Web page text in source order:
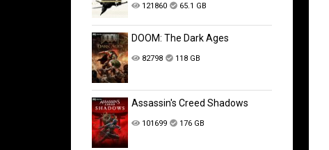
121860 65.1 GB
DOOM: The Dark Ages
82798 118 GB
Assassin's Creed Shadows
101699 176 GB